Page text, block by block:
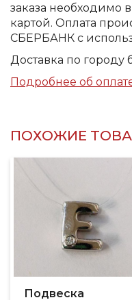
заказа необходимо
картой. Оплата
СБЕРБАНК с
Доставка по городу
Подробнее об
ПОХОЖИЕ
Подвеска